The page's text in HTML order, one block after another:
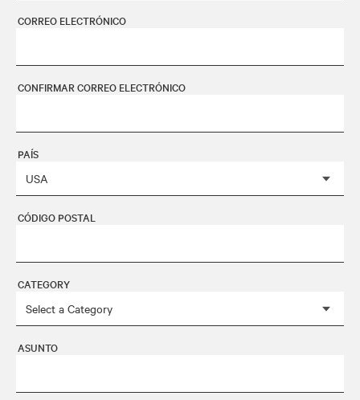
CORREO ELECTRÓNICO
CONFIRMAR CORREO ELECTRÓNICO
PAÍS
CÓDIGO POSTAL
CATEGORY
ASUNTO